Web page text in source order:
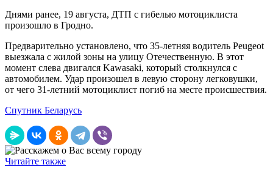
Днями ранее, 19 августа, ДТП с гибелью мотоциклиста
произошло в Гродно.
Предварительно установлено, что 35-летняя водитель Peugeot
выезжала с жилой зоны на улицу Отечественную. В этот
момент слева двигался Kawasaki, который столкнулся с
автомобилем. Удар произошел в левую сторону легковушки,
от чего 31-летний мотоциклист погиб на месте происшествия.
Спутник Беларусь
Читайте также